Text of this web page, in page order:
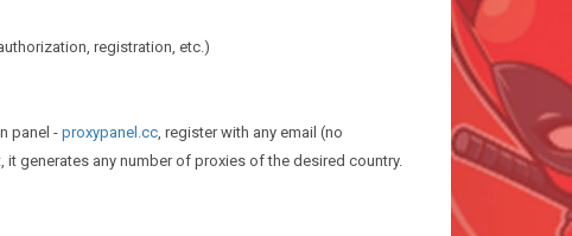
registration, etc.)
panel - proxypanel.cc, register with any email (no
generates any number of proxies of the desired country.